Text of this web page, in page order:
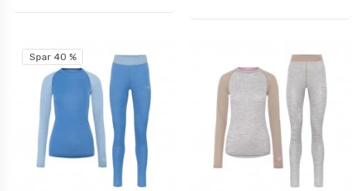
Spar 40 %